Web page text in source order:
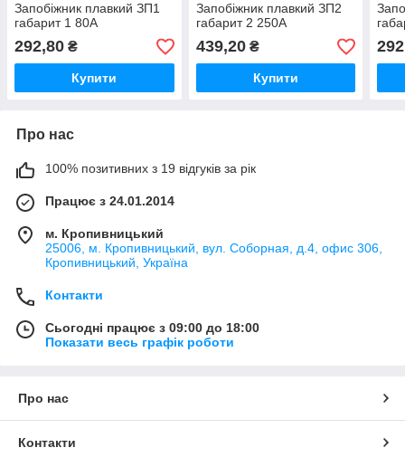
Запобіжник плавкий ЗП1
габарит 1 80А
292,80 ₴
Купити
Запобіжник плавкий ЗП2
габарит 2 250А
439,20₴
Купити
Про нас
100% позитивних з 19 відгуків за рік
Працює з 24.01.2014
м. Кропивницький
25006, м. Кропивницький, вул. Соборная, д.4, офис 306,
Кропивницький, Україна
Контакти
Сьогодні працює з 09:00 до 18:00
Показати весь графік роботи
Про нас
Контакти